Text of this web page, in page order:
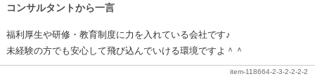
コンサルタントから一言
福利厚生や研修・教育制度に力を入れている会社です♪
未経験の方でも安心して飛び込んでいける環境ですよ＾＾
item-118664-2-3-2-2-2-2